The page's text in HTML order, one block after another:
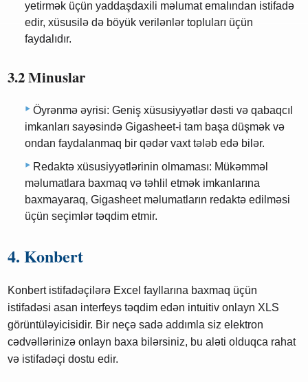
yetirmək üçün yaddaşdaxili məlumat emalından istifadə
edir, xüsusilə də böyük verilənlər topluları üçün
faydalıdır.
3.2 Minuslar
Öyrənmə əyrisi: Geniş xüsusiyyətlər dəsti və qabaqcıl
imkanları sayəsində Gigasheet-i tam başa düşmək və
ondan faydalanmaq bir qədər vaxt tələb edə bilər.
Redaktə xüsusiyyətlərinin olmaması: Mükəmməl
məlumatlara baxmaq və təhlil etmək imkanlarına
baxmayaraq, Gigasheet məlumatların redaktə edilməsi
üçün seçimlər təqdim etmir.
4. Konbert
Konbert istifadəçilərə Excel fayllarına baxmaq üçün
istifadəsi asan interfeys təqdim edən intuitiv onlayn XLS
görüntüləyicisidir. Bir neçə sadə addımla siz elektron
cədvəllərinizə onlayn baxa bilərsiniz, bu aləti olduqca rahat
və istifadəçi dostu edir.